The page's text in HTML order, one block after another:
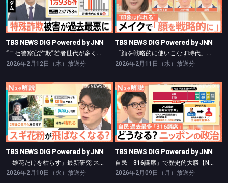
TBS NEWS DIG Powered by JNN
“ニセ警察官詐欺”若者世代が多く被害【Nスタ】
TBS NEWS DIG Powered by JNN
“ニセ警察官詐欺”若者世代が多く被害【Nスタ】
2026年2月12日（木）放送分
TBS NEWS DIG Powered by JNN
「顔を戦略的に使いこなす時代」に？“政治家向きメイク”とは【Nスタ】
TBS NEWS DIG Powered by JNN
「顔を戦略的に使いこなす時代」に？“政治家向きメイク”とは【Nスタ】
2026年2月11日（水）放送分
TBS NEWS DIG Powered by JNN
「雄花だけを枯らす」最新研究 スギ花粉が飛ばなくなる未来も…？【Nスタ】
TBS NEWS DIG Powered by JNN
「雄花だけを枯らす」最新研究 スギ花粉が飛ばなくなる未来も…？【Nスタ】
2026年2月10日（火）放送分
TBS NEWS DIG Powered by JNN
TBS NEWS DIG Powered by JNN
自民「316議席」で歴史的大勝【Nスタ】
2026年2月09日（月）放送分